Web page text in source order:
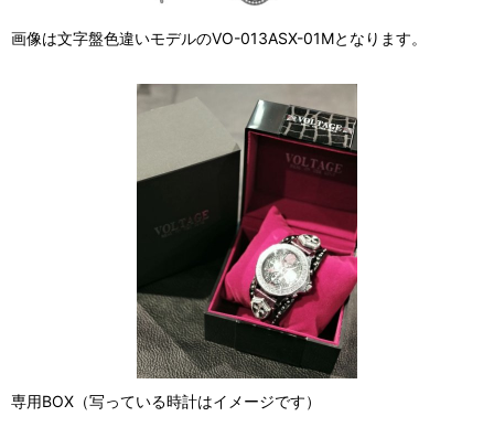
画像は文字盤色違いモデルのVO-013ASX-01Mとなります。
専用BOX（写っている時計はイメージです）